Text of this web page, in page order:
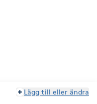
Lägg till eller ändra